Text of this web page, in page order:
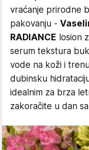
vraćanje prirodne
pakovanju -
RADIANCE losion
serum tekstura
vode na koži i
dubinsku
idealnim za brza
zakoračite u dan